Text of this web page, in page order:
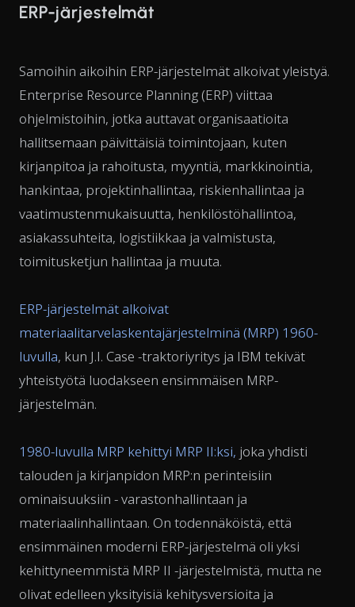
ERP-järjestelmät
Samoihin aikoihin ERP-järjestelmät alkoivat yleistyä.
Enterprise Resource Planning (ERP) viittaa
ohjelmistoihin, jotka auttavat organisaatioita
hallitsemaan päivittäisiä toimintojaan, kuten
kirjanpitoa ja rahoitusta, myyntiä, markkinointia,
hankintaa, projektinhallintaa, riskienhallintaa ja
vaatimustenmukaisuutta, henkilöstöhallintoa,
asiakassuhteita, logistiikkaa ja valmistusta,
toimitusketjun hallintaa ja muuta.
ERP-järjestelmät alkoivat
materiaalitarvelaskentajärjestelminä (MRP) 1960-
luvulla, kun J.I. Case -traktoriyritys ja IBM tekivät
yhteistyötä luodakseen ensimmäisen MRP-
järjestelmän.
1980-luvulla MRP kehittyi MRP II:ksi, joka yhdisti
talouden ja kirjanpidon MRP:n perinteisiin
ominaisuuksiin - varastonhallintaan ja
materiaalinhallintaan. On todennäköistä, että
ensimmäinen moderni ERP-järjestelmä oli yksi
kehittyneemmistä MRP II -järjestelmistä, mutta ne
olivat edelleen yksityisiä kehitysversioita ja